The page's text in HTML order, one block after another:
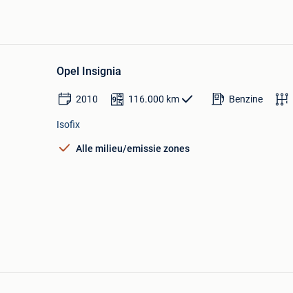
Opel Insignia
2010 116.000 km Benzine
Isofix
Alle milieu/emissie zones